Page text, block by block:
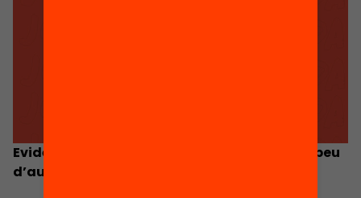
Evidències per a la pràctica docent: notes a peu
d’aula